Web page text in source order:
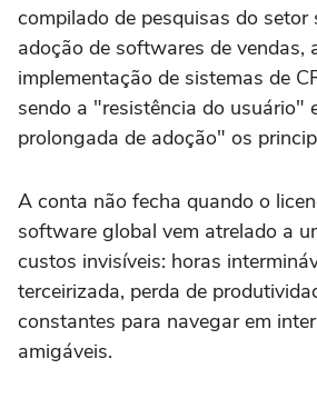
compilado de pesquisas do setor
adoção de softwares de vendas,
implementação de sistemas de
sendo a "resistência do usuário"
prolongada de adoção" os
A conta não fecha quando o
software global vem atrelado a
custos invisíveis: horas
terceirizada, perda de
constantes para navegar em
amigáveis.